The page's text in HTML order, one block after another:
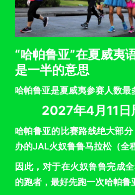
“哈帕鲁亚”在夏威夷
是一半的意思
哈帕鲁亚是夏威夷参赛人数最
2027年4月11日
哈帕鲁亚的比赛路线绝大部
办的JAL火奴鲁鲁马拉松（全
因此，对于在火奴鲁鲁完成
的跑者，最好先跑一次哈帕鲁